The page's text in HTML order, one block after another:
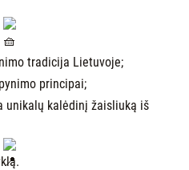
tradicija Lietuvoje;
principai;
unikalų kalėdinį žaisliuką iš